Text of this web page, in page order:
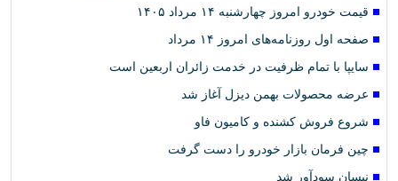
قیمت خودرو امروز چهارشنبه ۱۴ مرداد ۱۴۰۵
صفحه اول روزنامه‌های امروز ۱۴ مرداد
سایپا با تمام ظرفیت در خدمت زائران اربعین است
عرضه محصولات بهمن دیزل آغاز شد
شروع فروش کشنده و کامیون فاو
چین فرمان بازار خودرو را دست گرفت
نیسان سودآور شد